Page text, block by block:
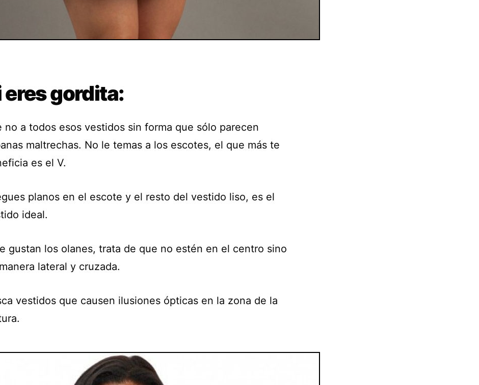
eres gordita:
no a todos esos vestidos sin forma que sólo parecen
maltrechas. No le temas a los escotes, el que más te
es el V.
planos en el escote y el resto del vestido liso, es el
ideal.
gustan los olanes, trata de que no estén en el centro sino
lateral y cruzada.
vestidos que causen ilusiones ópticas en la zona de la